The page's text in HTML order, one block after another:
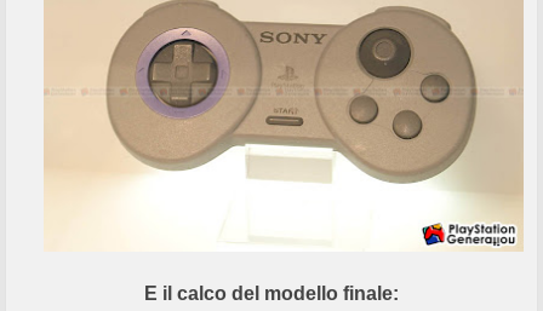
E il calco del modello finale: